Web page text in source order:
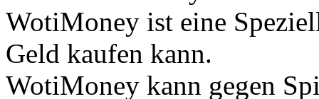
WotiMoney ist eine
Geld kaufen kann.
WotiMoney kann gegen